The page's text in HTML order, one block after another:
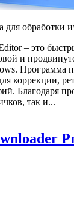
для обработки
– это
и
Программа
коррекции,
Благодаря
так и...